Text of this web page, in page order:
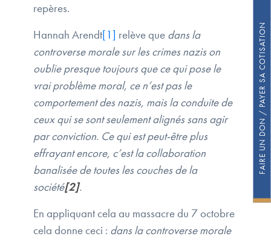
FAIRE UN DON / PAYER SA COTISATION
repères.
Hannah Arendt[1] relève que dans la
controverse morale sur les crimes nazis on
oublie presque toujours que ce qui pose le
vrai problème moral, ce n’est pas le
comportement des nazis, mais la conduite de
ceux qui se sont seulement alignés sans agir
par conviction. Ce qui est peut-être plus
effrayant encore, c’est la collaboration
banalisée de toutes les couches de la
société[2].
En appliquant cela au massacre du 7 octobre
cela donne ceci : dans la controverse morale